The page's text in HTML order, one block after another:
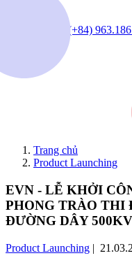
(+84)
Trang chủ
Product Launching
EVN - LỄ KHỞI
PHONG TRÀO THI
ĐƯỜNG DÂY
Product Launching |